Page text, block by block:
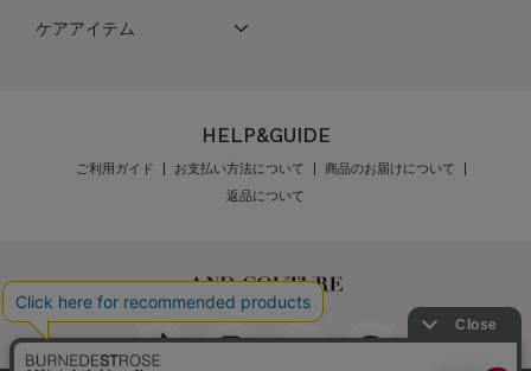
価格(安い順)
価格(高い順)
ケアアイテム
HELP&GUIDE
ご利用ガイド お支払い方法について
商品のお届けについて
返品について